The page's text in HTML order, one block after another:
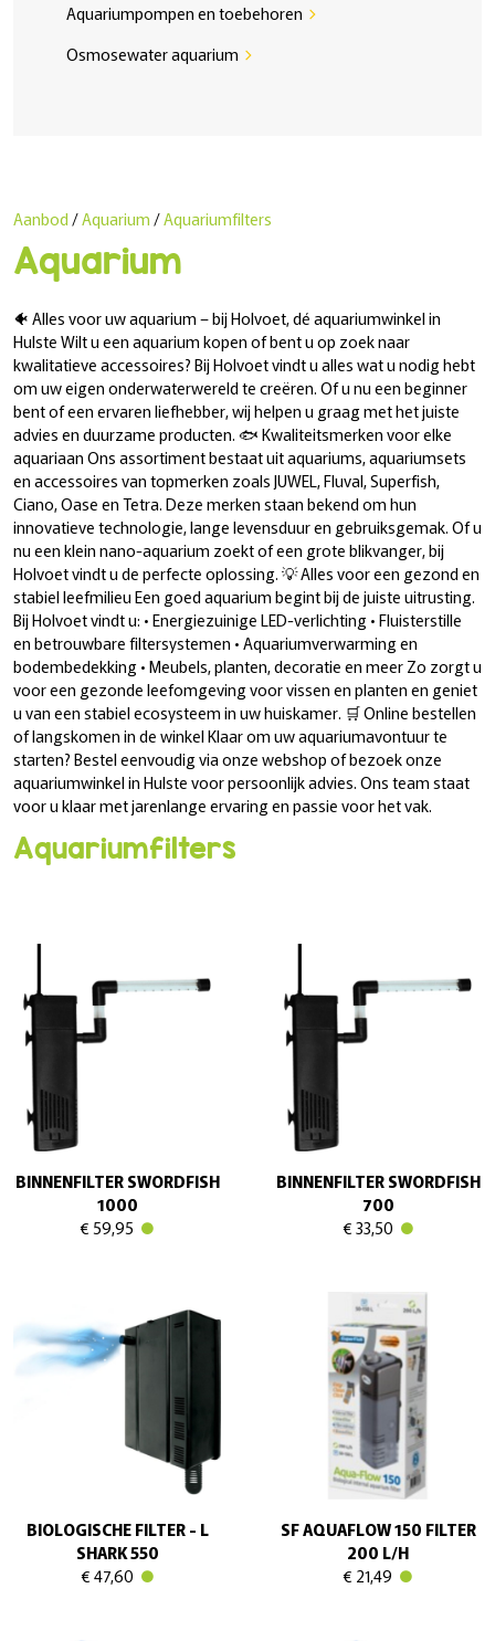
Aquariumpompen en toebehoren chevron_right
Osmosewater aquarium chevron_right
Aquarium
Aanbod /Aquarium /Aquariumfilters
🐠 Alles voor uw aquarium – bij Holvoet, dé aquariumwinkel in
Hulste Wilt u een aquarium kopen of bent u op zoek naar
kwalitatieve accessoires? Bij Holvoet vindt u alles wat u nodig hebt
om uw eigen onderwaterwereld te creëren. Of u nu een beginner
bent of een ervaren liefhebber, wij helpen u graag met het juiste
advies en duurzame producten. 🐟 Kwaliteitsmerken voor elke
aquariaan Ons assortiment bestaat uit aquariums, aquariumsets
en accessoires van topmerken zoals JUWEL, Fluval, Superfish,
Ciano, Oase en Tetra. Deze merken staan bekend om hun
innovatieve technologie, lange levensduur en gebruiksgemak. Of u
nu een klein nano-aquarium zoekt of een grote blikvanger, bij
Holvoet vindt u de perfecte oplossing. 💡 Alles voor een gezond en
stabiel leefmilieu Een goed aquarium begint bij de juiste uitrusting.
Bij Holvoet vindt u: • Energiezuinige LED-verlichting • Fluisterstille
en betrouwbare filtersystemen • Aquariumverwarming en
bodembedekking • Meubels, planten, decoratie en meer Zo zorgt u
voor een gezonde leefomgeving voor vissen en planten en geniet
u van een stabiel ecosysteem in uw huiskamer. 🛒 Online bestellen
of langskomen in de winkel Klaar om uw aquariumavontuur te
starten? Bestel eenvoudig via onze webshop of bezoek onze
aquariumwinkel in Hulste voor persoonlijk advies. Ons team staat
voor u klaar met jarenlange ervaring en passie voor het vak.
Aquariumfilters
BINNENFILTER SWORDFISH
1000
€ 59,95
BINNENFILTER SWORDFISH
700
€ 33,50
BIOLOGISCHE FILTER - L
SHARK 550
€ 47,60
SF AQUAFLOW 150 FILTER
200 L/H
€ 21,49